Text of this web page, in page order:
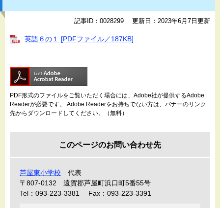
記事ID：0028299 更新日：2023年6月7日更新
英語６の１ [PDFファイル／187KB]
PDF形式のファイルをご覧いただく場合には、Adobe社が提供するAdobe
Readerが必要です。
Adobe Readerをお持ちでない方は、バナーのリンク
先からダウンロードしてください。（無料）
このページのお問い合わせ先
芦屋東小学校
代表
〒807-0132
遠賀郡芦屋町浜口町5番55号
Tel：093-223-3381
Fax：093-223-3391